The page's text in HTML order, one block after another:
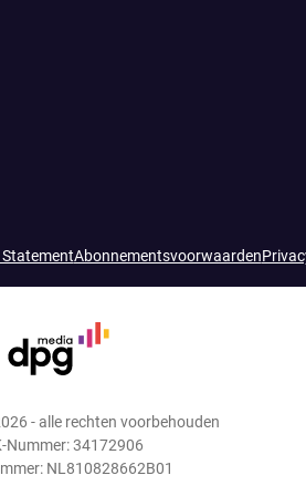
Abonnementsvoorwaarden
- alle rechten voorbehouden
Nummer: 34172906
NL810828662B01